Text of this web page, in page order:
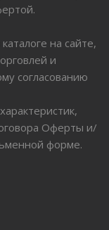
на сайте,
и
согласованию
Оферты и/
форме.